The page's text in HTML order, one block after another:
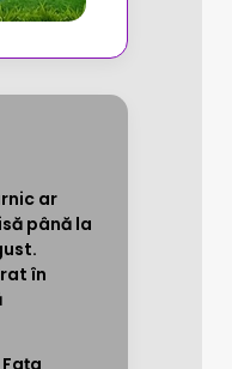
ar
până la
în